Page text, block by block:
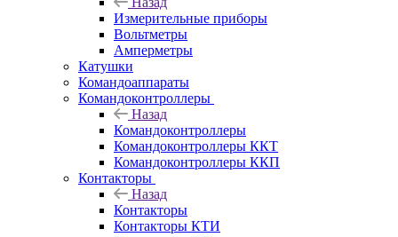
Измерительные приборы
Вольтметры
Амперметры
Катушки
Командоаппараты
Командоконтроллеры
Назад
Командоконтроллеры
Командоконтроллеры ККТ
Командоконтроллеры ККП
Контакторы
Назад
Контакторы
Контакторы КТИ